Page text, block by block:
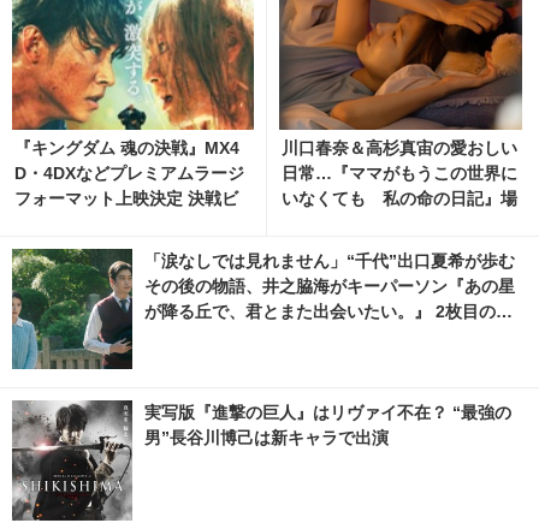
『キングダム 魂の決戦』MX4
D・4DXなどプレミアムラージ
フォーマット上映決定 決戦ビ
川口春奈＆高杉真宙の愛おしい
日常…『ママがもうこの世界に
いなくても 私の命の日記』場
nemacafe.net
「涙なしでは見れません」“千代”出口夏希が歩む
その後の物語、井之脇海がキーパーソン『あの星
が降る丘で、君とまた出会いたい。』 2枚目の写
実写版『進撃の巨人』はリヴァイ不在？ “最強の
男”長谷川博己は新キャラで出演